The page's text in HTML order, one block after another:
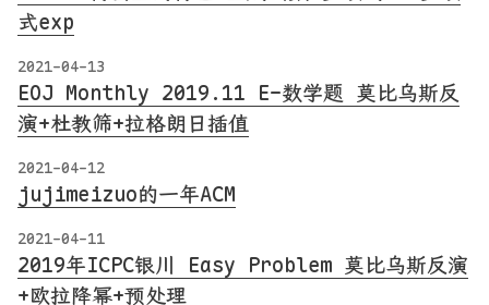
式exp
2021-04-13
EOJ Monthly 2019.11 E-数学题 莫比乌斯反
演+杜教筛+拉格朗日插值
2021-04-12
jujimeizuo的一年ACM
2021-04-11
2019年ICPC银川 Easy Problem 莫比乌斯反演
+欧拉降幂+预处理